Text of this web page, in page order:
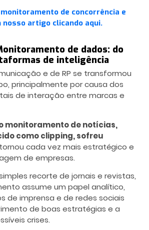
de concorrência e
nosso artigo clicando aqui.
de dados: do
de inteligência
e de RP se transformou
principalmente por causa dos
de interação entre marcas e
monitoramento de notícias,
como clipping, sofreu
cada vez mais estratégico e
de empresas.
recorte de jornais e revistas,
assume um papel analítico,
de imprensa e de redes sociais
de boas estratégias e a
crises.